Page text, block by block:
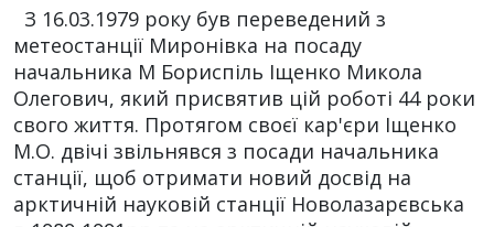
З 16.03.1979 року був переведений з
метеостанції Миронівка на посаду
начальника М Бориспіль Іщенко Микола
Олегович, який присвятив цій роботі 44 роки
свого життя. Протягом своєї кар'єри Іщенко
М.О. двічі звільнявся з посади начальника
станції, щоб отримати новий досвід на
арктичній науковій станції Новолазарєвська